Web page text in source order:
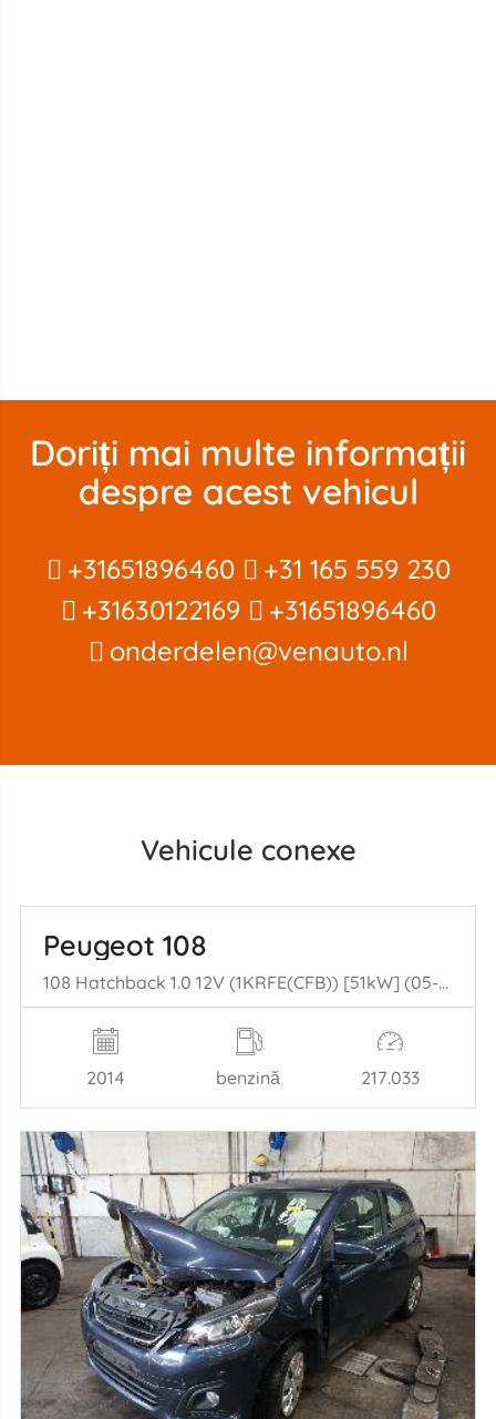
Doriți mai multe informații
despre acest vehicul
+31651896460
+31 165 559 230
+31630122169
+31651896460
onderdelen@venauto.nl
Vehicule conexe
Peugeot 108
108 Hatchback 1.0 12V (1KRFE(CFB)) [51kW] (05-2014/...)
2014 benzină 217.033